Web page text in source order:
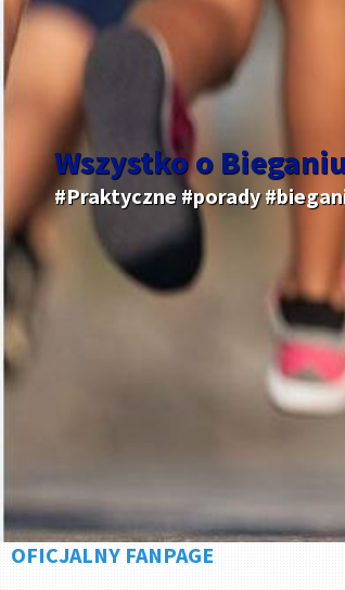
Wszystko o
#Praktyczne #porady
OFICJALNY FANPAGE